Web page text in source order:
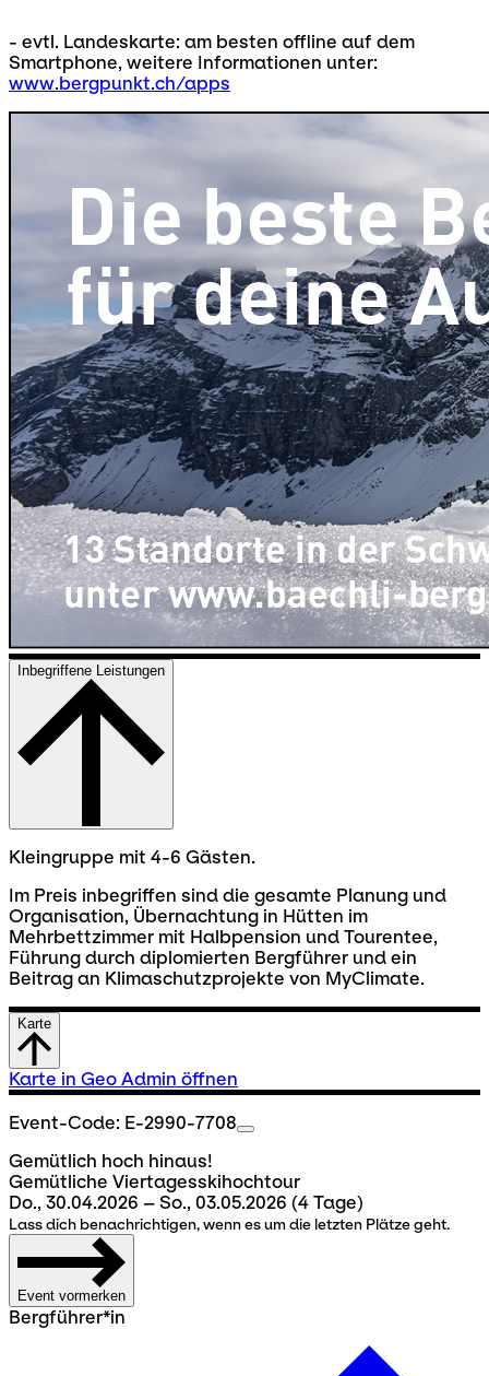
- evtl. Landeskarte: am besten offline auf dem
Smartphone, weitere Informationen unter:
www.bergpunkt.ch/apps
Inbegriffene Leistungen
Kleingruppe mit 4-6 Gästen.
Im Preis inbegriffen sind die gesamte Planung und
Organisation, Übernachtung in Hütten im
Mehrbettzimmer mit Halbpension und Tourentee,
Führung durch diplomierten Bergführer und ein
Beitrag an Klimaschutzprojekte von MyClimate.
Karte
Karte in Geo Admin öffnen
Event-Code: E-2990-7708
Gemütlich hoch hinaus!
Gemütliche Viertagesskihochtour
Do., 30.04.2026 – So., 03.05.2026 (4 Tage)
Lass dich benachrichtigen, wenn es um die letzten Plätze geht.
Event vormerken
Bergführer*in